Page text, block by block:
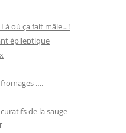
Là où ça fait mâle…!
épileptique
fromages ….
de la sauge